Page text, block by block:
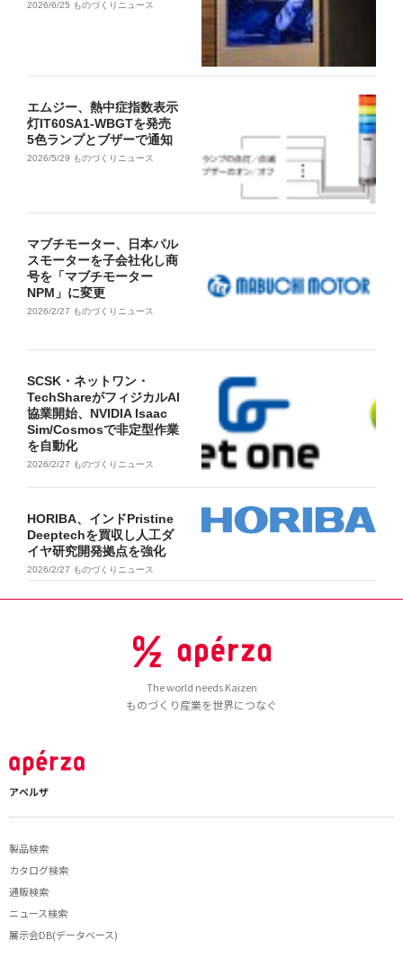
2026/6/25 ものづくりニュース
エムジー、熱中症指数表示
灯IT60SA1-WBGTを発売
5色ランプとブザーで通知
2026/5/29 ものづくりニュース
マブチモーター、日本パル
スモーターを子会社化し商
号を「マブチモーター
NPM」に変更
2026/2/27 ものづくりニュース
SCSK・ネットワン・
TechShareがフィジカルAI
協業開始、NVIDIA Isaac
Sim/Cosmosで非定型作業
を自動化
2026/2/27 ものづくりニュース
HORIBA、インドPristine
Deeptechを買収し人工ダ
イヤ研究開発拠点を強化
2026/2/27 ものづくりニュース
The world needs Kaizen
ものづくり産業を世界につなぐ
アペルザ
製品検索
カタログ検索
通販検索
ニュース検索
展示会DB(データベース)